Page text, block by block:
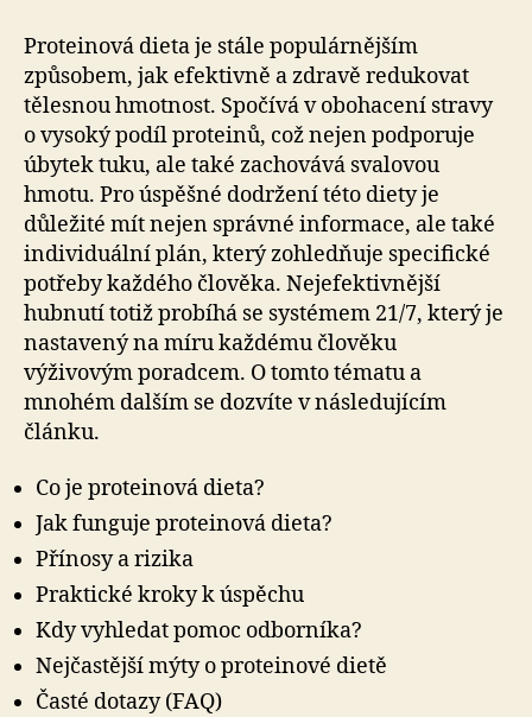
Proteinová dieta je stále populárnějším
způsobem, jak efektivně a zdravě redukovat
tělesnou hmotnost. Spočívá v obohacení stravy
o vysoký podíl proteinů, což nejen podporuje
úbytek tuku, ale také zachovává svalovou
hmotu. Pro úspěšné dodržení této diety je
důležité mít nejen správné informace, ale také
individuální plán, který zohledňuje specifické
potřeby každého člověka. Nejefektivnější
hubnutí totiž probíhá se systémem 21/7, který je
nastavený na míru každému člověku
výživovým poradcem. O tomto tématu a
mnohém dalším se dozvíte v následujícím
článku.
Co je proteinová dieta?
Jak funguje proteinová dieta?
Přínosy a rizika
Praktické kroky k úspěchu
Kdy vyhledat pomoc odborníka?
Nejčastější mýty o proteinové dietě
Časté dotazy (FAQ)